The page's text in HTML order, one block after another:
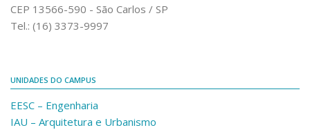
CEP 13566-590 - São Carlos / SP
Tel.: (16) 3373-9997
UNIDADES DO CAMPUS
EESC – Engenharia
IAU – Arquitetura e Urbanismo